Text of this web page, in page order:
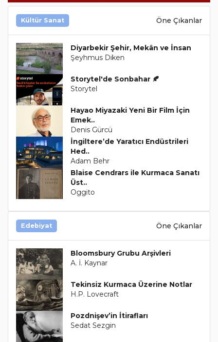
Kültür Sanat Öne Çıkanlar
Diyarbekir Şehir, Mekân ve İnsan
Şeyhmus Diken
Storytel'de Sonbahar 🍂
Storytel
Hayao Miyazaki Yeni Bir Film İçin
Emek..
Denis Gürcü
İngiltere’de Yaratıcı Endüstrileri
Hed..
Adam Behr
Blaise Cendrars ile Kurmaca Sanatı
Üst..
Oggito
Edebiyat Öne Çıkanlar
Bloomsbury Grubu Arşivleri
A. İ. Kaynar
Tekinsiz Kurmaca Üzerine Notlar
H.P. Lovecraft
Pozdnişev’in İtirafları
Sedat Sezgin